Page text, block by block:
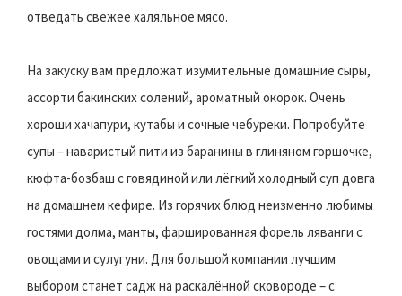
отведать свежее халяльное мясо.
На закуску вам предложат изумительные домашние сыры,
ассорти бакинских солений, ароматный окорок. Очень
хороши хачапури, кутабы и сочные чебуреки. Попробуйте
супы – наваристый пити из баранины в глиняном горшочке,
кюфта-бозбаш с говядиной или лёгкий холодный суп довга
на домашнем кефире. Из горячих блюд неизменно любимы
гостями долма, манты, фаршированная форель ляванги с
овощами и сулугуни. Для большой компании лучшим
выбором станет садж на раскалённой сковороде – с